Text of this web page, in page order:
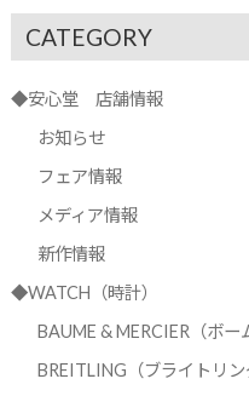
CATEGORY
◆安心堂 店舗情報
お知らせ
フェア情報
メディア情報
新作情報
◆WATCH（時計）
BAUME & MERCIER（ボー
BREITLING（ブライトリン